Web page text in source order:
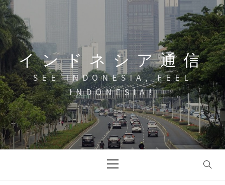
コ
ン
テ
ン
ツ
へ
ス
キ
ッ
プ
インドネシア通信
SEE INDONESIA, FEEL
INDONESIA!
イ